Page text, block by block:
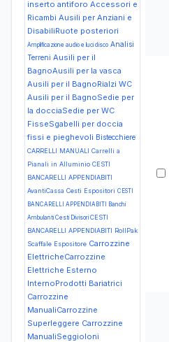
inserto antiforo Accessori e
Ricambi Ausili per Anziani e
DisabiliRuote posteriori
Amplificazione audio e luci disco Analisi
Terreni Ausili per il
BagnoAusili per la vasca
Ausili per il BagnoRialzi WC
Ausili per il BagnoSedie per
la docciaSedie per WC
FisseSgabelli per doccia
fissi e pieghevoli Bistecchiere
CARRELLI MANUALI Carrelli a
Pianali in Alluminio CESTI
BANCARELLI APPENDIABITI
AvantiCassa Cesti Espositori CESTI
BANCARELLI APPENDIABITI Banchi
Ambulanti Cesti DivisoriCESTI
BANCARELLI APPENDIABITI RollPak
Scaffale Espositore Carrozzine
ElettricheCarrozzine
Elettriche Esterno
InternoProdotti Bariatrici
Carrozzine
ManualiCarrozzine
Superleggere Carrozzine
ManualiSeggioloni